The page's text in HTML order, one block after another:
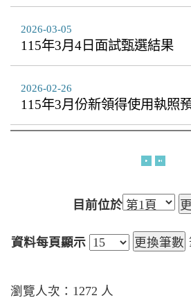
115年3月4日面試甄選結果
2026-03-05
115年3月份新領得使用執照
2026-02-26
目前位於
資料每頁顯示
瀏覽人次：1272 人